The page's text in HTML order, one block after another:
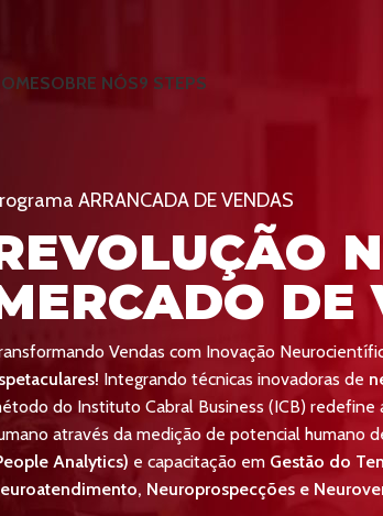
SOBRE NÓS9 STEPS
ARRANCADA DE VENDAS
DE
Vendas com Inovação
Integrando técnicas inovadoras de
do Instituto Cabral Business (ICB)
através da medição de potencial humano
Analytics) e capacitação em Gestão do
Neuroprospecções e